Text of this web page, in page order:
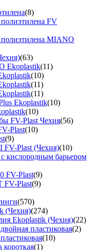
(8)
FV
MIANO
(63)
Ekoplastik(11)
(10)
(11)
(11)
Ekoplastik(10)
(10)
FV-Plast Чехия(56)
Plast(10)
(9)
FV-Plast (Чехия)(10)
кислородным барьером
FV-Plast(9)
FV-Plast(9)
(570)
(Чехия)(274)
Ekoplastik (Чехия)(22)
пластиковая(2)
(10)
короткая(1)